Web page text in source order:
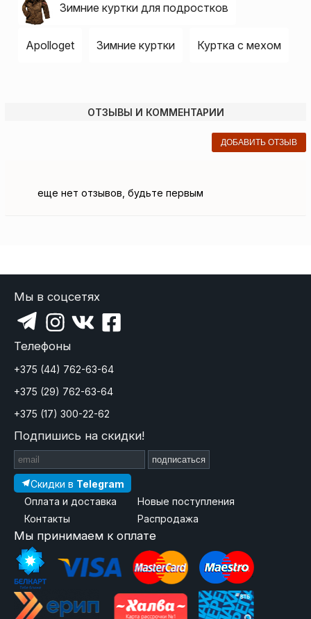
Зимние куртки для подростков
Apolloget Зимние куртки Куртка с мехом
ОТЗЫВЫ И КОММЕНТАРИИ
ДОБАВИТЬ ОТЗЫВ
еще нет отзывов, будьте первым
Мы в соцсетях
Телефоны
+375 (44) 762-63-64
+375 (29) 762-63-64
+375 (17) 300-22-62
Подпишись на скидки!
подписаться
Скидки в Telegram
Оплата и доставка
Контакты
Новые поступления
Распродажа
Мы принимаем к оплате